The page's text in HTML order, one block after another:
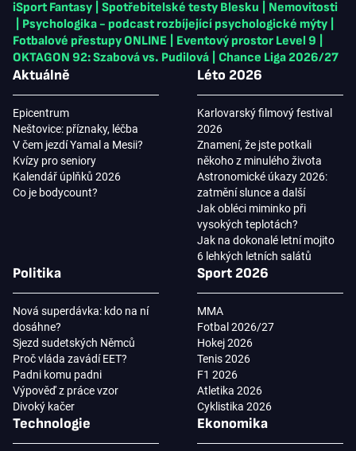
iSport Fantasy
Spotřebitelské testy Blesku
Nemovitosti
Psychologika - podcast rozbíjející psychologické mýty
Fotbalové přestupy ONLINE
Eventový prostor Level 9
OKTAGON 92: Szabová vs. Pudilová
Chance Liga 2026/27
Aktuálně
Epicentrum
Neštovice: příznaky, léčba
V čem jezdí Yamal a Mesii?
Kvízy pro seniory
Kalendář úplňků 2026
Co je bodycount?
Léto 2026
Karlovarský filmový festival
2026
Znamení, že jste potkali
někoho z minulého života
Astronomické úkazy 2026:
zatmění slunce a další
Jak obléci miminko při
vysokých teplotách?
Jak na dokonalé letní mojito
6 lehkých letních salátů
Politika
Nová superdávka: kdo na ní
dosáhne?
Sjezd sudetských Němců
Proč vláda zavádí EET?
Padni komu padni
Výpověď z práce vzor
Divoký kačer
Sport 2026
MMA
Fotbal 2026/27
Hokej 2026
Tenis 2026
F1 2026
Atletika 2026
Cyklistika 2026
Technologie Ekonomika